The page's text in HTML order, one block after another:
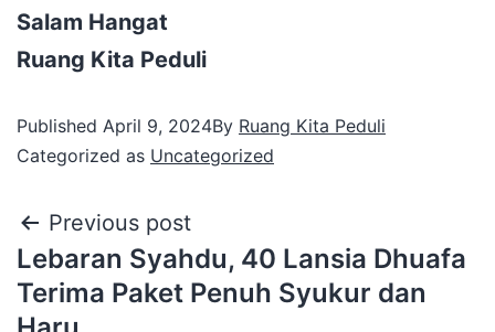
Salam Hangat
Ruang Kita Peduli
Published April 9, 2024By Ruang Kita Peduli
Categorized as Uncategorized
Previous post
Lebaran Syahdu, 40 Lansia Dhuafa
Terima Paket Penuh Syukur dan